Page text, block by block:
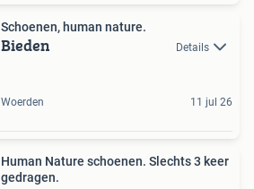
Schoenen, human nature.
Bieden Details
Woerden 11 jul 26
Human Nature schoenen. Slechts 3 keer
gedragen.